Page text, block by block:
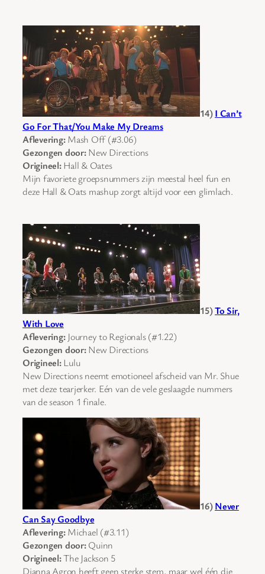
14)I Can’t
Go For That/You Make My Dreams
Aflevering:Mash Off (#3.06)
Gezongen door:New Directions
Origineel:Hall & Oates
Mijn favoriete groepsnummers zijn meestal heel fun en
deze Hall & Oats mashup zorgt altijd voor een glimlach.
15)To Sir,
With Love
Aflevering:Journey to Regionals (#1.22)
Gezongen door:New Directions
Origineel:Lulu
New Directions neemt emotioneel afscheid van Mr. Shue
met deze tearjerker. Eén van de vele geslaagde nummers
van de season 1 finale.
16)Never
Can Say Goodbye
Aflevering:Michael (#3.11)
Gezongen door:Quinn
Origineel:The Jackson 5
Dianna Agron heeft geen sterke stem, maar wel één die